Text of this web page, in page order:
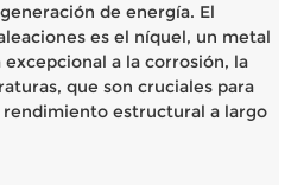
de energía. El
es el níquel, un metal
a la corrosión, la
que son cruciales para
estructural a largo